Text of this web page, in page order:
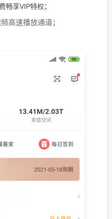
畅享VIP特权；
高速播放通道；